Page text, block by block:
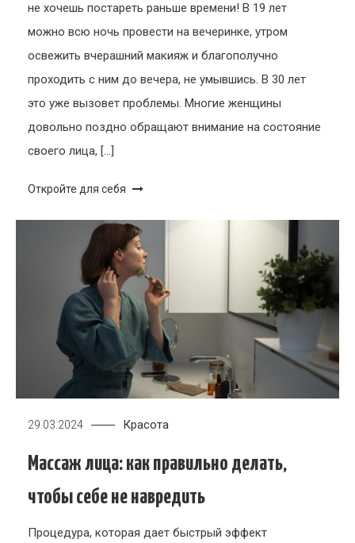
не хочешь постареть раньше времени! В 19 лет
можно всю ночь провести на вечеринке, утром
освежить вчерашний макияж и благополучно
проходить с ним до вечера, не умывшись. В 30 лет
это уже вызовет проблемы. Многие женщины
довольно поздно обращают внимание на состояние
своего лица, […]
Откройте для себя
29.03.2024 Красота
Массаж лица: как правильно делать,
чтобы себе не навредить
Процедура, которая дает быстрый эффект